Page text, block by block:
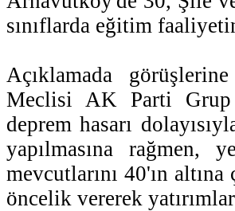
sınıflarda eğitim
Açıklamada
Meclisi AK Parti Grup
deprem hasarı
yapılmasına rağmen,
mevcutlarını 40'ın
öncelik vererek